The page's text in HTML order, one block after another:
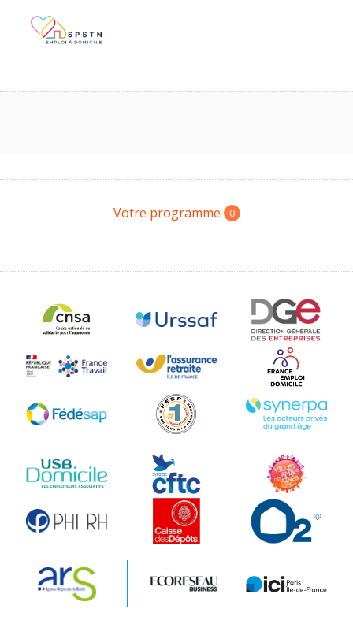
Votre programme 0